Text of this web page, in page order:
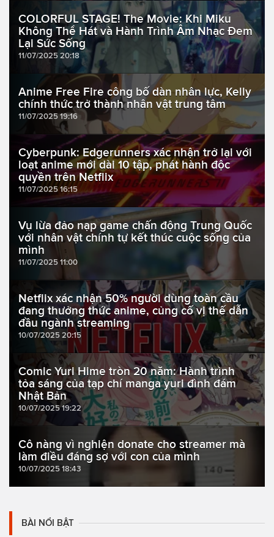
COLORFUL STAGE! The Movie: Khi Miku
Không Thể Hát và Hành Trình Âm Nhạc Đem
Lại Sức Sống
11/07/2025 20:18
Anime Free Fire công bố dàn nhân lực, Kelly
chính thức trở thành nhân vật trung tâm
11/07/2025 19:16
Cyberpunk: Edgerunners xác nhận trở lại với
loạt anime mới dài 10 tập, phát hành độc
quyền trên Netflix
11/07/2025 16:15
Vụ lừa đảo nạp game chấn động Trung Quốc
với nhân vật chính tự kết thúc cuộc sống của
mình
11/07/2025 11:00
Netflix xác nhận 50% người dùng toàn cầu
đang thưởng thức anime, củng cố vị thế dẫn
đầu ngành streaming
10/07/2025 20:15
Comic Yuri Hime tròn 20 năm: Hành trình
tỏa sáng của tạp chí manga yuri đình đám
Nhật Bản
10/07/2025 19:22
Cô nàng vì nghiện donate cho streamer mà
làm điều đáng sợ với con của mình
10/07/2025 18:43
BÀI NỔI BẬT